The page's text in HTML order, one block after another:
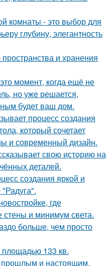
комнаты - это выбор для
глубину, элегантность
и хранения
момент, когда ещё не
но уже решается,
будет ваш дом.
процесс создания
который сочетает
и современный дизайн.
свою историю на
деталей.
создания яркой и
где
и минимум света.
больше, чем просто
площадью 133 кв.
прошлым и настоящим.